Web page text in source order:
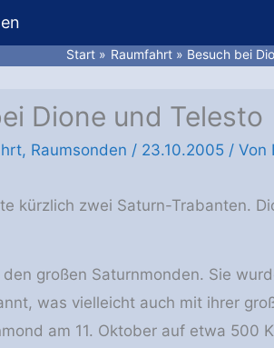
Start Raumfahrt Besuch bei
Dione und Telesto
, Raumsonden / 23.10.2005 / Von
kürzlich zwei Saturn-Trabanten.
großen Saturnmonden. Sie
was vielleicht auch mit ihrer
am 11. Oktober auf etwa 500